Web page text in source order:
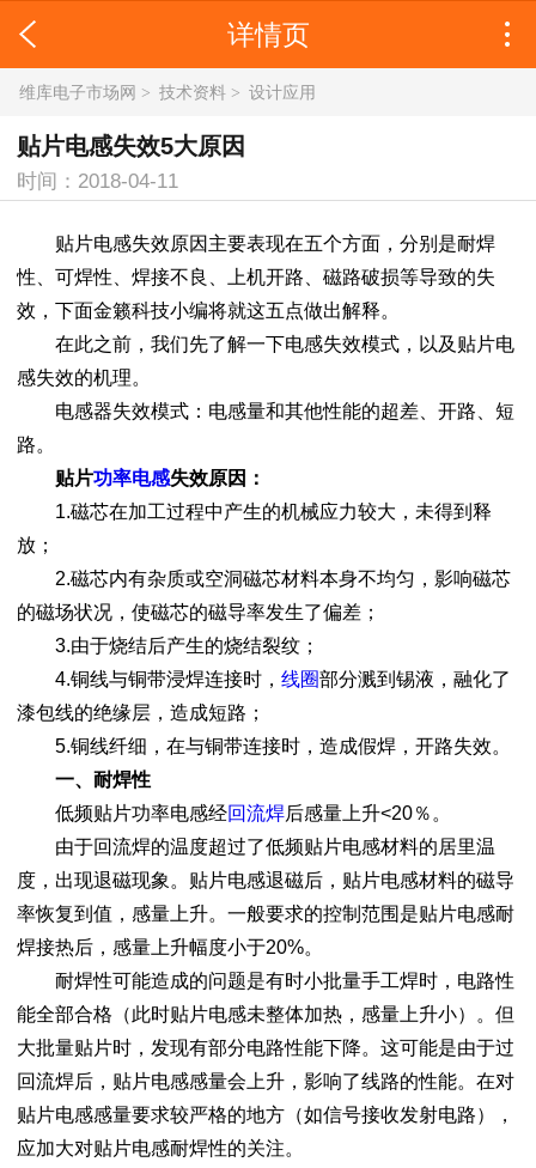
详情页
维库电子市场网 > 技术资料 > 设计应用
贴片电感失效5大原因
时间：2018-04-11
贴片电感失效原因主要表现在五个方面，分别是耐焊
性、可焊性、焊接不良、上机开路、磁路破损等导致的失
效，下面金籁科技小编将就这五点做出解释。
在此之前，我们先了解一下电感失效模式，以及贴片电
感失效的机理。
电感器失效模式：电感量和其他性能的超差、开路、短
路。
贴片功率电感失效原因：
1.磁芯在加工过程中产生的机械应力较大，未得到释
放；
2.磁芯内有杂质或空洞磁芯材料本身不均匀，影响磁芯
的磁场状况，使磁芯的磁导率发生了偏差；
3.由于烧结后产生的烧结裂纹；
4.铜线与铜带浸焊连接时， 线圈部分溅到锡液，融化了
漆包线的绝缘层，造成短路；
5.铜线纤细，在与铜带连接时，造成假焊，开路失效。
一、耐焊性
低频贴片功率电感经回流焊后感量上升<20％。
由于回流焊的温度超过了低频贴片电感材料的居里温
度，出现退磁现象。贴片电感退磁后，贴片电感材料的磁导
率恢复到值，感量上升。一般要求的控制范围是贴片电感耐
焊接热后，感量上升幅度小于20%。
耐焊性可能造成的问题是有时小批量手工焊时，电路性
能全部合格（此时贴片电感未整体加热，感量上升小）。但
大批量贴片时，发现有部分电路性能下降。这可能是由于过
回流焊后，贴片电感感量会上升，影响了线路的性能。在对
贴片电感感量要求较严格的地方（如信号接收发射电路），
应加大对贴片电感耐焊性的关注。